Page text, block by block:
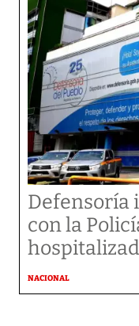
Defensoría
con la
NACIONAL